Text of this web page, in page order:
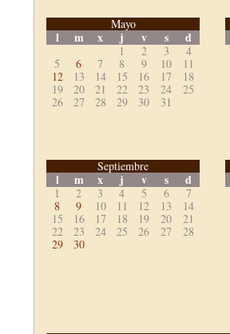
Mayo
l m x j v s d
1 2 3
4
5
6 7 8 9 10
11
12
13 14 15 16 17
18
19
20 21 22 23 24
25
26
27 28 29 30 31
Septiembre
l m x j v s d
1 2 3 4 5 6
7
8
9 10 11 12 13
14
15
16 17 18 19 20
21
22
23 24 25 26 27
28
29
30